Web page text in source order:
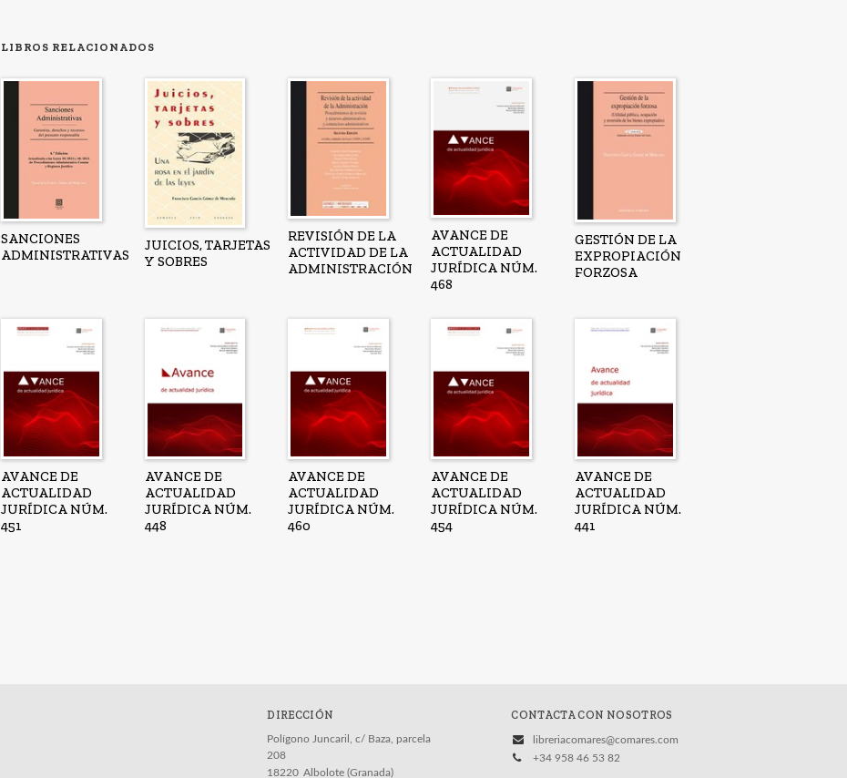
LIBROS RELACIONADOS
SANCIONES
ADMINISTRATIVAS
JUICIOS, TARJETAS
Y SOBRES
REVISIÓN DE LA
ACTIVIDAD DE LA
ADMINISTRACIÓN
AVANCE DE
ACTUALIDAD
JURÍDICA NÚM.
468
GESTIÓN DE LA
EXPROPIACIÓN
FORZOSA
AVANCE DE
ACTUALIDAD
JURÍDICA NÚM.
451
AVANCE DE
ACTUALIDAD
JURÍDICA NÚM.
448
AVANCE DE
ACTUALIDAD
JURÍDICA NÚM.
460
AVANCE DE
ACTUALIDAD
JURÍDICA NÚM.
454
AVANCE DE
ACTUALIDAD
JURÍDICA NÚM.
441
DIRECCIÓN
Polígono Juncaril, c/ Baza, parcela
208
18220 Albolote (Granada)
CONTACTA CON NOSOTROS
libreriacomares@comares.com
+34 958 46 53 82